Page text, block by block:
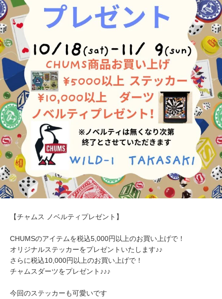
【チャムス ノベルティプレゼント】
CHUMSのアイテムを税込5,000円以上のお買い上げで！
オリジナルステッカーをプレゼントいたします♪♪
さらに税込10,000円以上のお買い上げで！
チャムスダーツをプレゼント♪♪♪
今回のステッカーも可愛いです